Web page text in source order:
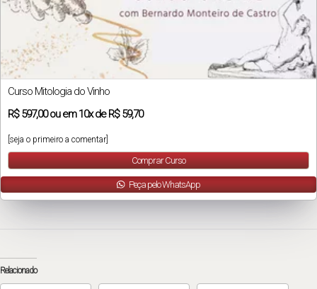
Curso Mitologia do Vinho
R$597,00ou em10xdeR$ 59,70
[seja o primeiro a comentar]
Comprar Curso
Peça pelo WhatsApp
Relacionado